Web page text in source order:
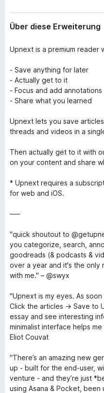
Über diese Erweiterung
Upnext is a premium reader
- Save anything for later
- Actually get to it
- Focus and add annotations
- Share what you learned
Upnext lets you save
threads and videos in a
Then actually get to it with
on your content and share
* Upnext requires a
for web and iOS.
–––
"quick shoutout to
you categorize, search,
goodreads (& podcasts &
over a year and it's the
with me." – @swyx
"Upnext is my eyes. As
Click the articles → Save to
essay and see interesting
minimalist interface helps
Eliot Couvat
"There’s an amazing new
up - built for the end-user,
venture - and they’re just
using Asana & Pocket, been